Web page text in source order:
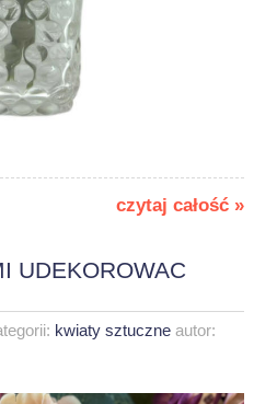
czytaj całość »
UDEKOROWAC
kwiaty sztuczne autor: